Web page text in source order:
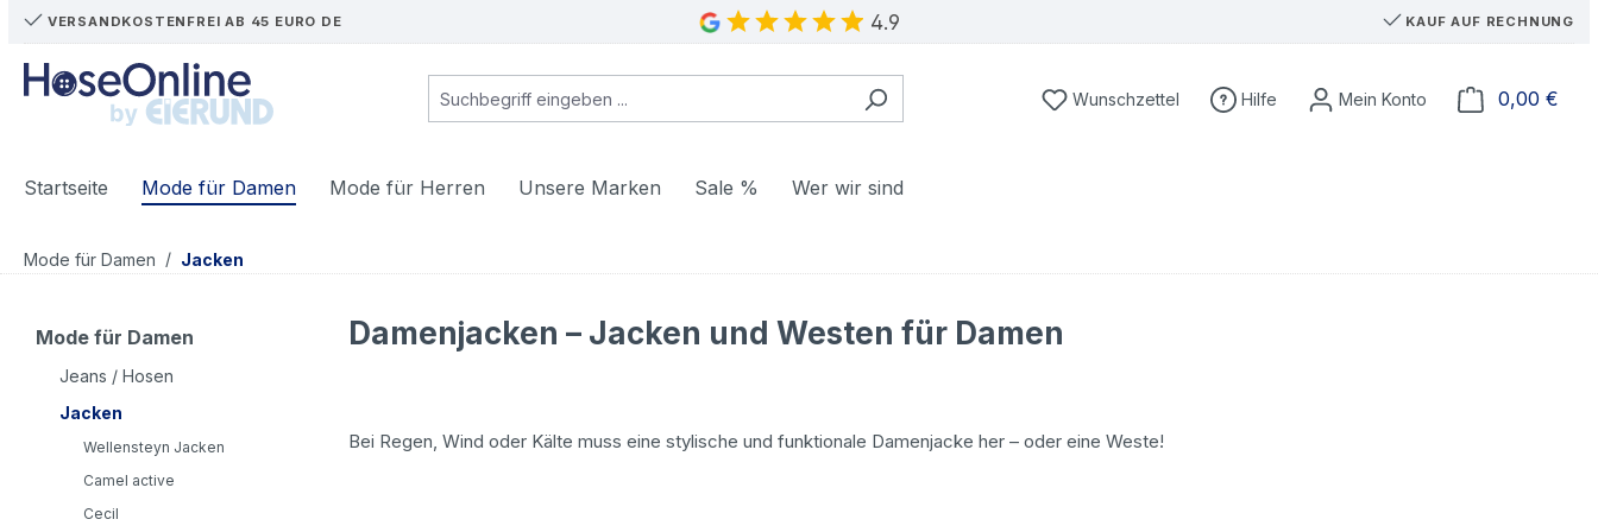
Hauptinhalt springen
Zur Suche springen
Zur Hauptnavigation springen
VERSANDKOSTENFREI AB 45 EURO DE 4.9 KAUF AUF RECHNUNG
Du hast 0 Produkte auf dem Merkzettel
Wunschzettel Hilfe 0,00 €
Startseite Mode für Damen Mode für Herren Unsere Marken Sale % Wer wir sind
Mode für Damen / Jacken
Mode für Damen
Jeans / Hosen
Jacken
Wellensteyn Jacken
Camel active
Cecil
Damenjacken – Jacken und Westen für Damen
Bei Regen, Wind oder Kälte muss eine stylische und funktionale Damenjacke her – oder eine Weste!